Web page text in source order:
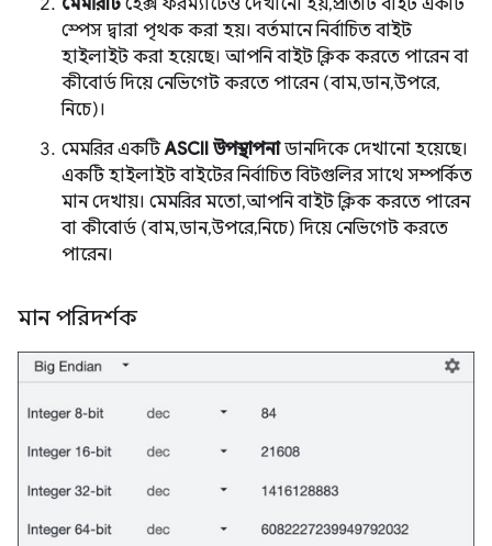
মেমরিটিহেক্স ফরম্যাটেও দেখানো হয়, প্রতিটি বাইট একটি
স্পেস দ্বারা পৃথক করা হয়। বর্তমানে নির্বাচিত বাইট
হাইলাইট করা হয়েছে। আপনি বাইট ক্লিক করতে পারেন বা
কীবোর্ড দিয়ে নেভিগেট করতে পারেন (বাম, ডান, উপরে,
নিচে)।
মেমরির একটিASCII উপস্থাপনাডানদিকে দেখানো হয়েছে।
একটি হাইলাইট বাইটের নির্বাচিত বিটগুলির সাথে সম্পর্কিত
মান দেখায়। মেমরির মতো, আপনি বাইট ক্লিক করতে পারেন
বা কীবোর্ড (বাম, ডান, উপরে, নিচে) দিয়ে নেভিগেট করতে
পারেন।
মান পরিদর্শক